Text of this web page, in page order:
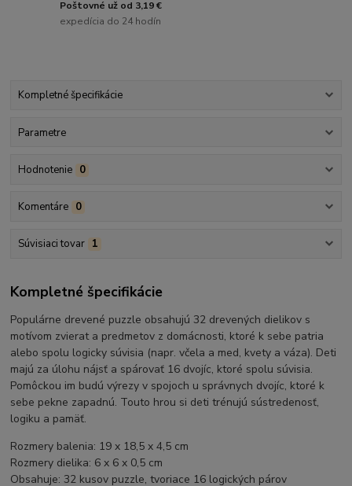
Poštovné už od 3,19 €
expedícia do 24 hodín
Kompletné špecifikácie
Parametre
Hodnotenie 0
Komentáre 0
Súvisiaci tovar 1
Kompletné špecifikácie
Populárne drevené puzzle obsahujú 32 drevených dielikov s
motívom zvierat a predmetov z domácnosti, ktoré k sebe patria
alebo spolu logicky súvisia (napr. včela a med, kvety a váza). Deti
majú za úlohu nájsť a spárovať 16 dvojíc, ktoré spolu súvisia.
Pomôckou im budú výrezy v spojoch u správnych dvojíc, ktoré k
sebe pekne zapadnú. Touto hrou si deti trénujú sústredenosť,
logiku a pamäť.
Rozmery balenia: 19 x 18,5 x 4,5 cm
Rozmery dielika: 6 x 6 x 0,5 cm
Obsahuje: 32 kusov puzzle, tvoriace 16 logických párov